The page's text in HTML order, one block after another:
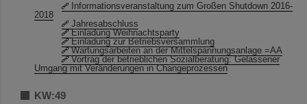
Informationsveranstaltung zum Großen Shutdown 2016-
2018
Jahresabschluss
Einladung Weihnachtsparty
Einladung zur Betriebsversammlung
Wartungsarbeiten an der Mittelspannungsanlage =AA
Vortrag der betrieblichen Sozialberatung: Gelassener
Umgang mit Veränderungen in Changeprozessen
KW:49